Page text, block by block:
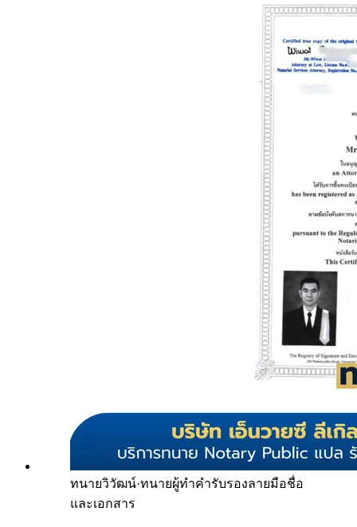
ทนายวิวัฒน์·ทนายผู้ทำคำรับรองลายมือชื่อ
และเอกสาร